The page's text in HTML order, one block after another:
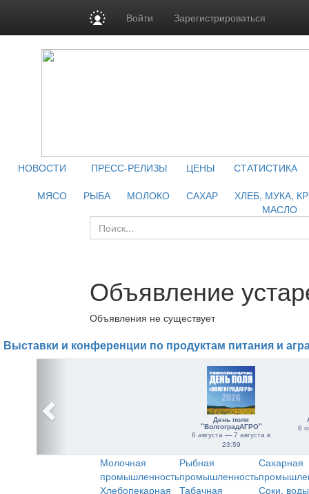
Войти Зарегистрироваться
НОВОСТИ ПРЕСС-РЕЛИЗЫ ЦЕНЫ
СТАТИСТИКА
МЯСО
РЫБА МОЛОКО САХАР
ХЛЕБ, МУКА,
МАСЛО
Объявление
Объявления не существует
Выставки и конференции по продуктам питания и
День поля
"ВолгоградАГРО"
6 августа — 7 августа в
23:59
6
Молочная
промышленность
Рыбная
промышленность
Сахарная
Хлебопекарная
Табачная
Соки,